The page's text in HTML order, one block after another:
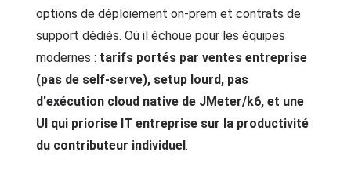
options de déploiement on-prem et contrats de
support dédiés. Où il échoue pour les équipes
modernes : tarifs portés par ventes entreprise
(pas de self-serve), setup lourd, pas
d'exécution cloud native de JMeter/k6, et une
UI qui priorise IT entreprise sur la productivité
du contributeur individuel.